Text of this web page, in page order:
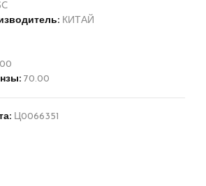
КИТАЙ
70.00
Ц0066351